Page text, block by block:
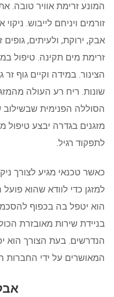
המונע זרימת אוויר טובה.
זורמים ויניחם לייבוש.
אבק, ירוקת, ולעיתים,
זרימת מים תקינה. טיפול
הצינור. במידה וקיים גוף
שונות. ריח רע העולה
הסוללה הפנימית שבשילוב
מזגנים בגדרה יבצע טיפול
לתפקוד רגיל.
כאשר טכנאי מגיע לצורך
למזגן כדי לוודא שהוא
הוא יטפל בה בכפוף
בניידת שירות מאובזרת
הנדרשים. בעת הצורך הוא
המאושרים על ידי החברות